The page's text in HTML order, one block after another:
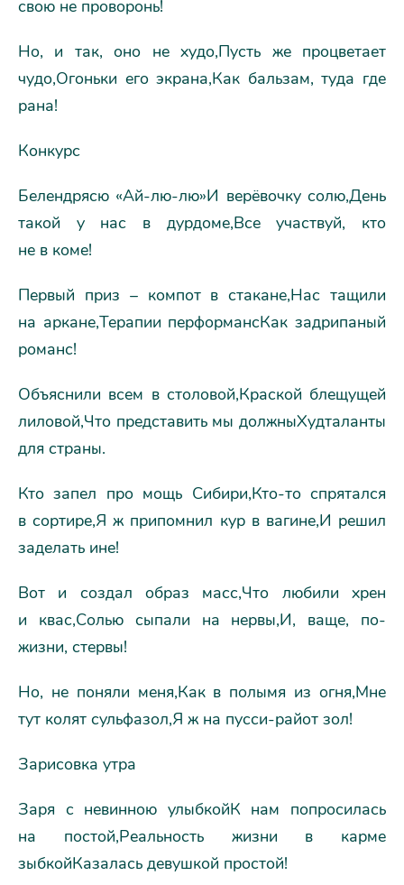
свою не проворонь!
Но, и так, оно не худо,Пусть же процветает
чудо,Огоньки его экрана,Как бальзам, туда где
рана!
Конкурс
Белендрясю «Ай-лю-лю»И верёвочку солю,День
такой у нас в дурдоме,Все участвуй, кто
не в коме!
Первый приз – компот в стакане,Нас тащили
на аркане,Терапии перформансКак задрипаный
романс!
Объяснили всем в столовой,Краской блещущей
лиловой,Что представить мы должныХудталанты
для страны.
Кто запел про мощь Сибири,Кто-то спрятался
в сортире,Я ж припомнил кур в вагине,И решил
заделать ине!
Вот и создал образ масс,Что любили хрен
и квас,Солью сыпали на нервы,И, ваще, по-
жизни, стервы!
Но, не поняли меня,Как в полымя из огня,Мне
тут колят сульфазол,Я ж на пусси-райот зол!
Зарисовка утра
Заря с невинною улыбкойК нам попросилась
на постой,Реальность жизни в карме
зыбкойКазалась девушкой простой!